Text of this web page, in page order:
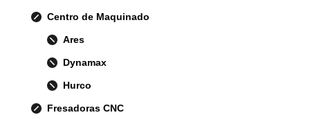
Centro de Maquinado
Ares
Dynamax
Hurco
Fresadoras CNC